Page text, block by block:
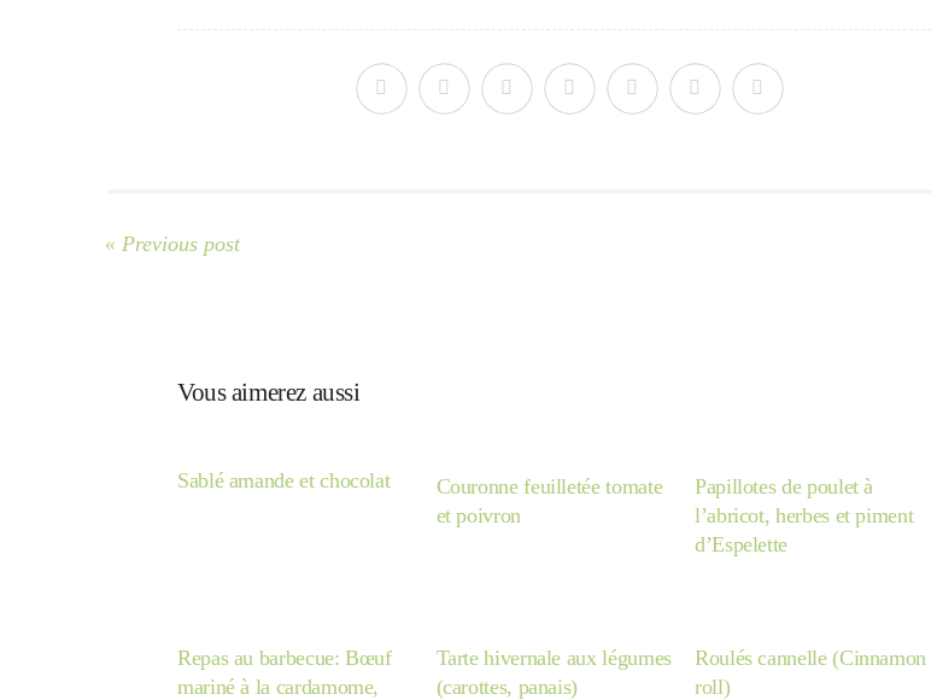
« Previous post
Vous aimerez aussi
Sablé amande et chocolat
Couronne feuilletée tomate
et poivron
Papillotes de poulet à
l’abricot, herbes et piment
d’Espelette
Repas au barbecue: Bœuf
mariné à la cardamome,
Tarte hivernale aux légumes
(carottes, panais)
Roulés cannelle (Cinnamon
roll)